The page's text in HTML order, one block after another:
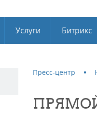
Услуги Битрикс
Пресс-центр